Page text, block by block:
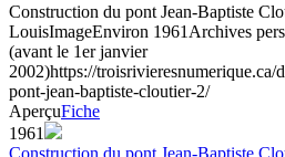
Construction du pont Jean-Baptiste
LouisImageEnviron 1961 Archives
(avant le 1er janvier
2002)https://troisrivieresnumerique.ca/
pont-jean-baptiste-cloutier-2/
AperçuFiche
1961
Construction du pont Jean-Baptiste